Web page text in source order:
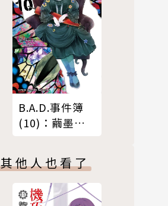
B.A.D.事件簿
(10)：繭墨佇
之間
其他人也看了